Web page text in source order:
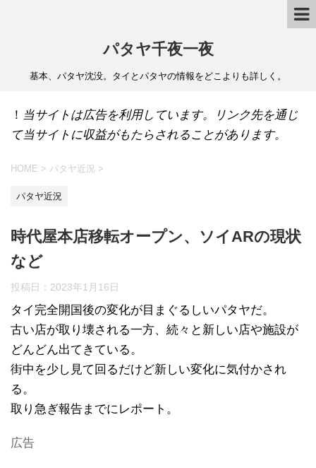
パタヤ千夜一夜
基本、パタヤ沈没。タイとパタヤの情報をどこよりも詳しく。
！ 当サイトは広告を利用しています。リンク先を通じ
て当サイトに収益がもたらされることがあります。
HOME > パタヤ近況 >
パタヤ近況
時代屋本店移転オープン、ソイARの現状
など
投稿日： 2023年1月16日
タイ完全開国後の変化が目まぐるしいパタヤだ。
古い店が取り壊される一方、続々と新しい店や施設が
どんどん出てきている。
街中を少し見て回るだけど新しい変化に気付かされ
る。
取り急ぎ報告までにレポート。
広告